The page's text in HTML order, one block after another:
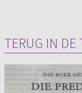
TERUG IN DE